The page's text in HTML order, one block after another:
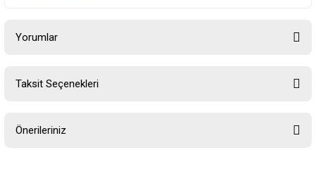
Yorumlar
Taksit Seçenekleri
Önerileriniz